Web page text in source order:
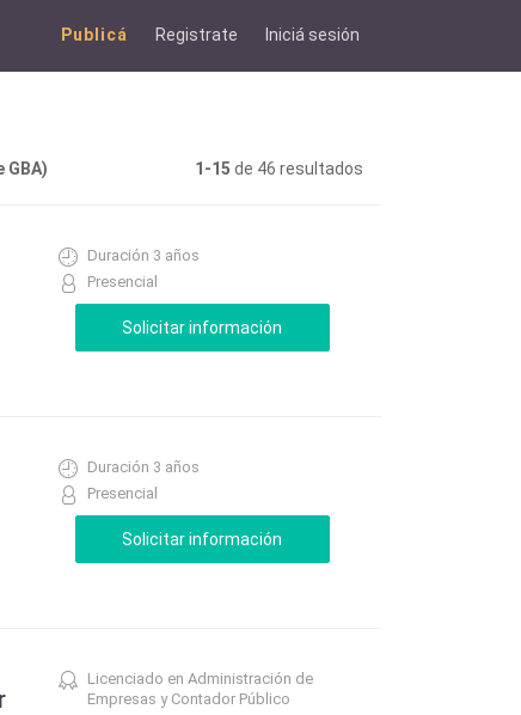
Publicá Registrate Iniciá sesión
GBA) 1-15 de 46 resultados
Duración 3 años
Presencial
Duración 3 años
Presencial
Licenciado en Administración de
Empresas y Contador Público